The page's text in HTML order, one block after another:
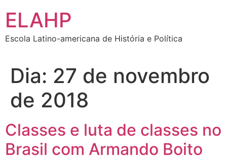
para
conteúdo
ELAHP
Escola Latino-americana de História e Política
Dia: 27 de novembro
de 2018
Classes e luta de classes no
Brasil com Armando Boito